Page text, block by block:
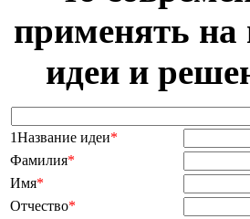
применять на
идеи и
1Название идеи*
Фамилия*
Имя*
Отчество*